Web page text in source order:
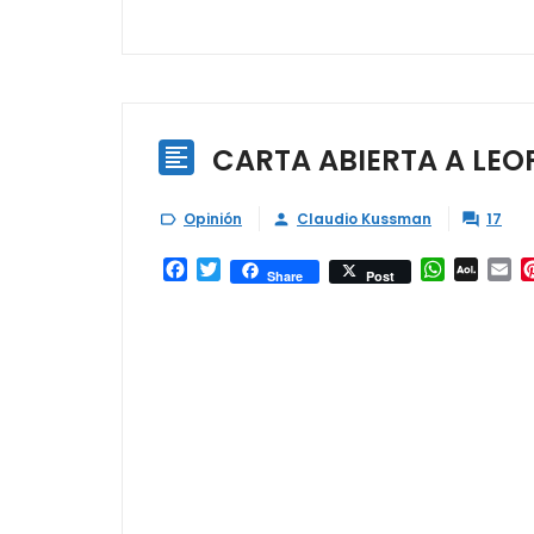
 CARTA ABIERTA A
 Opinión  Claudio Kussman  17
Facebook
TwitterShare Post
AOL